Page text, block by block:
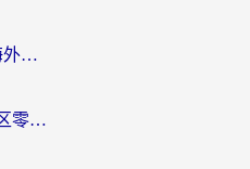
泰国怎么玩传奇世界3D？海外党国服游戏加速终极指南（附非洲欧洲热门游戏解决方案）
海外玩绝区零卡成PPT？绝区零加速器免费的推荐+实用技巧，附墨西哥玩谁是卧底美国玩和平精英攻略